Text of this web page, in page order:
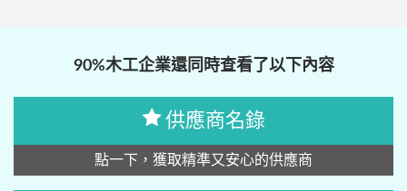
90%木工企業還同時查看了以下內容
供應商名錄
點一下，獲取精準又安心的供應商